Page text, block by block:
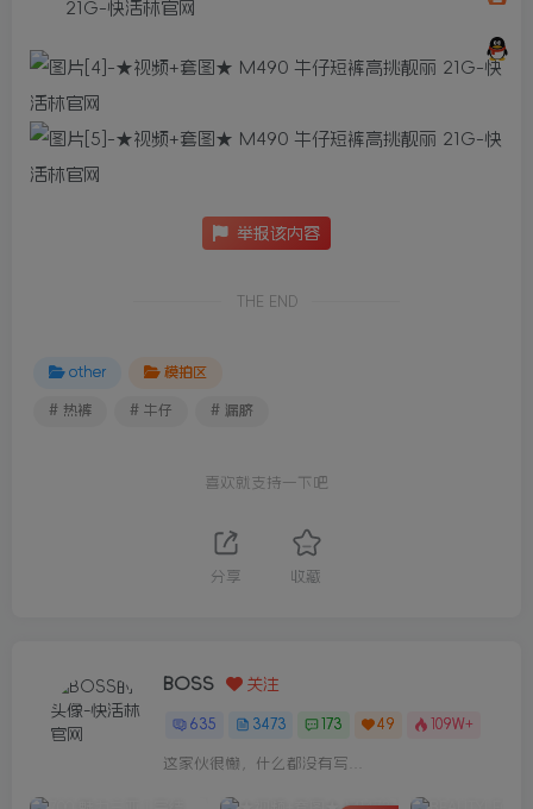
举报该内容
THE END
other 模拍区
# 热裤 # 牛仔 # 漏脐
喜欢就支持一下吧
分享 收藏
BOSS 关注
635 3473 173 49 109W+
这家伙很懒，什么都没有写...